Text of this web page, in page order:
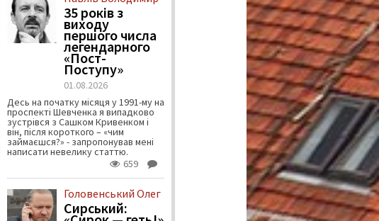
35 років з
виходу
першого числа
легендарного
«Пост-
Поступу»
01.08.2026
Десь на початку місяця у 1991-му на
проспекті Шевченка я випадково
зустрівся з Сашком Кривенком і
він, після короткого – «чим
займаєшся?» - запропонував мені
написати невелику статтю.
659
Головенський Олег
Сирський: